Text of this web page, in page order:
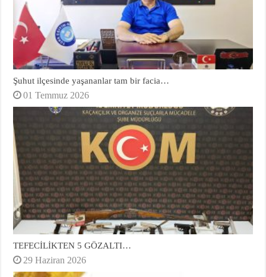
Şuhut ilçesinde yaşananlar tam bir facia…
01 Temmuz 2026
TEFECİLİKTEN 5 GÖZALTI…
29 Haziran 2026